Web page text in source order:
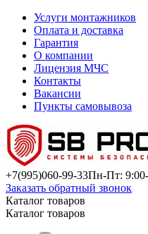
Услуги монтажников
Оплата и доставка
Гарантия
О компании
Лицензия МЧС
Контакты
Вакансии
Пункты самовывоза
+7(995)060-99-33Пн-Пт:
Заказать обратный звонок
Каталог товаров
Каталог товаров